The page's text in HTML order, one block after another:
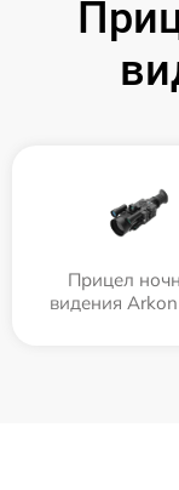
Прицел
видения